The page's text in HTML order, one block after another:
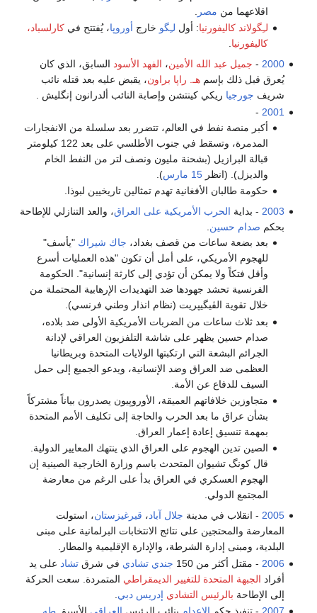
اقلاعهما من مصر
لـِگولاند كاليفورنيا: أول لـِگو خارج أوروپا، يُفتتح في كارلسباد،
كاليفورنيا.
2000
- جميل عبد الله الأمين، الفهد الأسود السابق، الذي كان
يُعرق قبل ذلك بإسمهـ. راپا براون، يقبض عليه بعد قتله نائب
شريف جورجيا ريكي كينتشن وإصابة النائب ألدرانون إنگليش .
2001
-
أكبر منصة نفط في العالم، تتضرر بعد سلسلة من الانفجارات
المدمرة، وتسقط في جنوب الأطلسي على بعد 122 كيلومتر
قبالة البرازيل (بشحنة مليون ونصف لتر من النفط الخام
والديزل). (انظر 15 مارس
).
حكومة طالبان الأفغانية تهدم تمثالين تاريخيين لبوذا.
2003 - بداية الحرب الأمريكية على العراق، والعد التنازلي للإطاحة
بحكم صدام حسين
بعد بضعة ساعات من قصف بغداد، جاك شيراك "يأسف"
للهجوم الأمريكي، على أمل أن تكون "هذه العمليات أسرع
وأقل فتكاً ولا يمكن أن تؤدي إلى كارثة إنسانية". الحكومة
الفرنسية تحشد جهودها ضد التهديدات الإرهابية المحتملة من
خلال تقوية الڤيگيپريت (نظام انذار وطني فرنسي).
بعد ثلاث ساعات من الضربات الأمريكية الأولى ضد بلاده،
صدام حسين يظهر على شاشة التلفزيون العراقي لإدانة
الجرائم البشعة التي ارتكبتها الولايات المتحدة وبريطانيا
العظمى ضد العراق وضد الإنسانية، ويدعو الجميع إلى حمل
السيف للدفاع عن الأمة.
متجاوزين خلافاتهم العميقة، الأوروپيون يصدرون بياناً مشتركاً
بشأن عراق ما بعد الحرب والحاجة إلى تكليف الأمم المتحدة
بمهمة تنسيق إعادة إعمار العراق.
الصين تدين الهجوم على العراق الذي ينتهك المعايير الدولية.
قال كونگ تشيوان المتحدث باسم وزارة الخارجية الصينية إن
الهجوم العسكري في العراق بدأ على الرغم من معارضة
المجتمع الدولي.
2005 - انقلاب في مدينة جلال آباد، قيرغيزستان، استولت
المعارضة والمحتجين على نتائج الانتخابات البرلمانية على مبنى
البلدية، ومبنى إدارة الشرطة، والإدارة الإقليمية والمطار.
2006 - مقتل أكثر من 150 جندي تشادي في شرقتشاد على يد
أفراد الجبهة المتحدة للتغيير الديمقراطي المتمردة. سعت الحركة
إلى الإطاحة بالرئيس التشادي إدريس دبي